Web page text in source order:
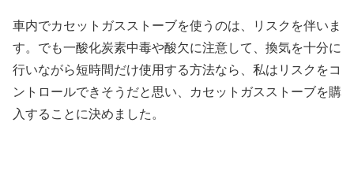
車内でカセットガスストーブを使うのは、リスクを伴いま
す。でも一酸化炭素中毒や酸欠に注意して、換気を十分に
行いながら短時間だけ使用する方法なら、私はリスクをコ
ントロールできそうだと思い、カセットガスストーブを購
入することに決めました。